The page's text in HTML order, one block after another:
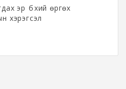
эрүү бүхий өргөх
хэрэгсэл